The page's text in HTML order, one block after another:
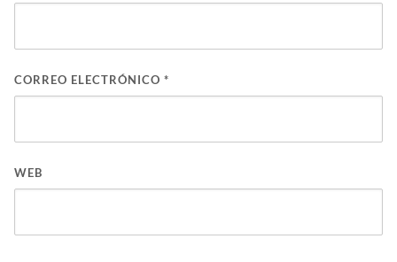
CORREO ELECTRÓNICO *
WEB